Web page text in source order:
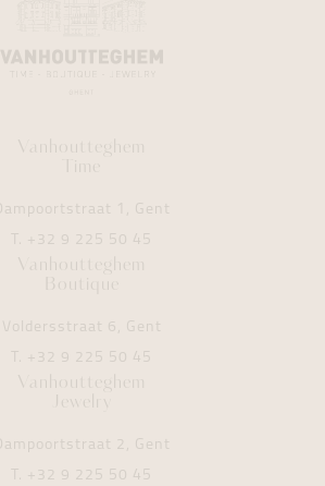
Vanhoutteghem
Time
Dampoortstraat 1, Gent
T. +32 9 225 50 45
Vanhoutteghem
Boutique
Voldersstraat 6, Gent
T. +32 9 225 50 45
Vanhoutteghem
Jewelry
Dampoortstraat 2, Gent
T. +32 9 225 50 45